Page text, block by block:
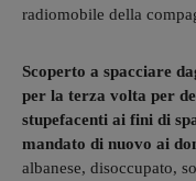
radiomobile della
Scoperto a spacciare
per la terza volta per
stupefacenti ai fini di
mandato di nuovo ai
albanese, disoccupato,